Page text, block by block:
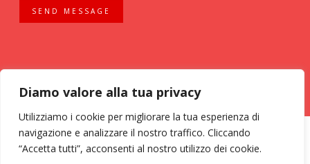
Diamo valore alla tua privacy
Utilizziamo i cookie per migliorare la tua esperienza di
navigazione e analizzare il nostro traffico. Cliccando
“Accetta tutti”, acconsenti al nostro utilizzo dei cookie.
SEND MESSAGE